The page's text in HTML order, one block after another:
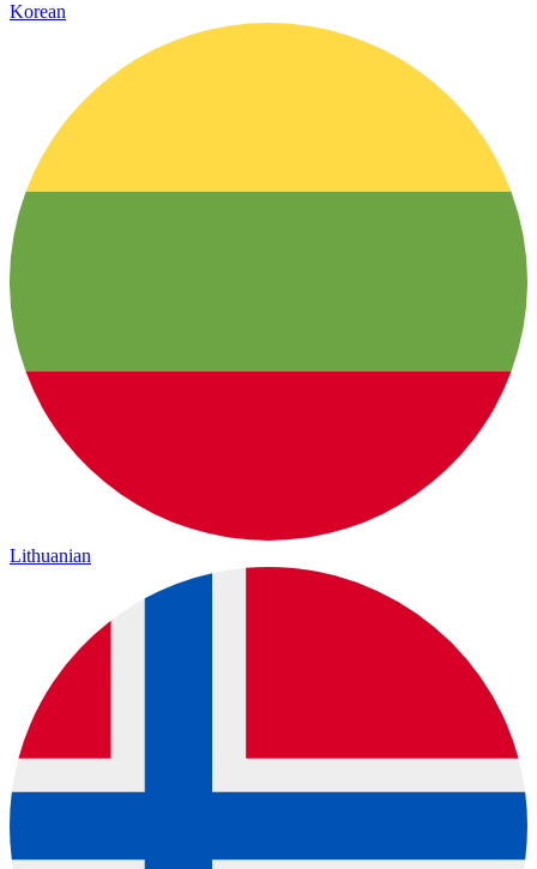
Korean
Lithuanian